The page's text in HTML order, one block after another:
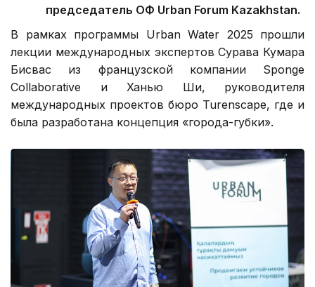
председатель ОФ Urban Forum Kazakhstan.
В рамках программы Urban Water 2025 прошли
лекции международных экспертов Сурава Кумара
Бисвас из французской компании Sponge
Collaborative и Ханью Ши, руководителя
международных проектов бюро Turenscape, где и
была разработана концепция «города-губки».